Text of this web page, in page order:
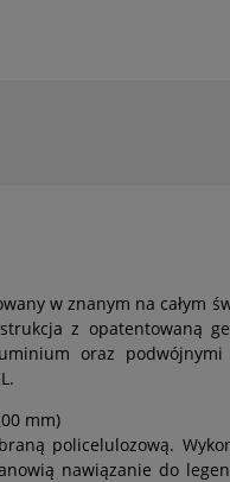
w znanym na całym
z opatentowaną
oraz
mm)
policelulozową.
nawiązanie do